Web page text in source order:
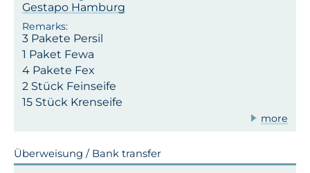
Gestapo Hamburg
3 Pakete Persil
1 Paket Fewa
4 Pakete Fex
2 Stück Feinseife
15 Stück Krenseife
more
Überweisung / Bank transfer